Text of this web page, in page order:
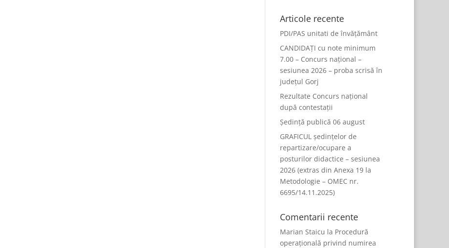
Articole recente
PDI/PAS unitati de învățământ
CANDIDAȚI cu note minimum
7.00 – Concurs național –
sesiunea 2026 – proba scrisă în
județul Gorj
Rezultate Concurs național
după contestații
Ședință publică 06 august
GRAFICUL ședințelor de
repartizare/ocupare a
posturilor didactice – sesiunea
2026 (extras din Anexa 19 la
Metodologie – OMEC nr.
6695/14.11.2025)
Comentarii recente
Marian Staicu la Procedură
operațională privind numirea